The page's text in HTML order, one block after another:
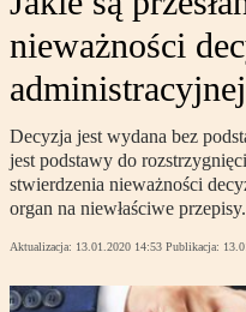
nieważności
administracyjnej
Decyzja jest wydana bez
jest podstawy do
stwierdzenia nieważności
organ na niewłaściwe przepisy.
Aktualizacja: 13.01.2020 14:53 Publikacja: